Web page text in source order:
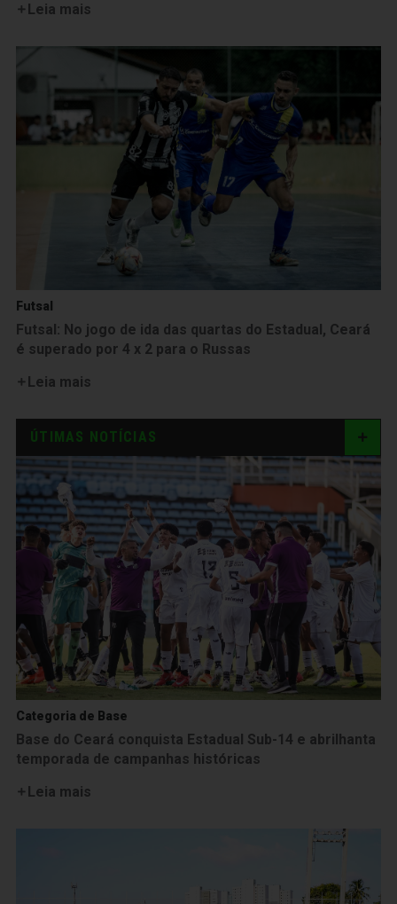
Leia mais
Futsal
Futsal: No jogo de ida das quartas do Estadual, Ceará
é superado por 4 x 2 para o Russas
Leia mais
ÚTIMAS NOTÍCIAS
Categoria de Base
Base do Ceará conquista Estadual Sub-14 e abrilhanta
temporada de campanhas históricas
Leia mais